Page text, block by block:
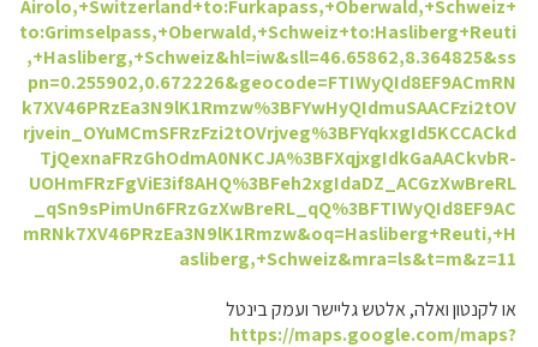
Airolo,+Switzerland+to:Furkapass,+Oberwald,+Schweiz+
to:Grimselpass,+Oberwald,+Schweiz+to:Hasliberg+Reuti
,+Hasliberg,+Schweiz&hl=iw&sll=46.65862,8.364825&ss
pn=0.255902,0.672226&geocode=FTIWyQId8EF9ACmRN
k7XV46PRzEa3N9lK1Rmzw%3BFYwHyQIdmuSAACFzi2tOV
rjvein_OYuMCmSFRzFzi2tOVrjveg%3BFYqkxgId5KCCACkd
TjQexnaFRzGhOdmA0NKCJA%3BFXqjxgIdkGaAACkvbR-
UOHmFRzFgViE3if8AHQ%3BFeh2xgIdaDZ_ACGzXwBreRL
_qSn9sPimUn6FRzGzXwBreRL_qQ%3BFTIWyQId8EF9AC
mRNk7XV46PRzEa3N9lK1Rmzw&oq=Hasliberg+Reuti,+H
asliberg,+Schweiz&mra=ls&t=m&z=11
או לקנטון ואלה, אלטש גליישר ועמק בינטל
https://maps.google.com/maps?